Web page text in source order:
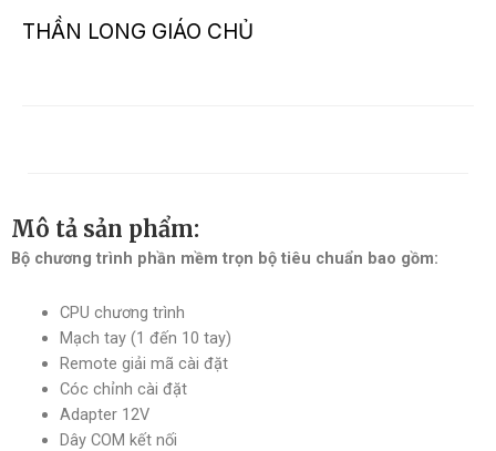
THẦN LONG GIÁO CHỦ
Mô tả sản phẩm:
Bộ chương trình phần mềm trọn bộ tiêu chuẩn bao gồm:
CPU chương trình
Mạch tay (1 đến 10 tay)
Remote giải mã cài đặt
Cóc chỉnh cài đặt
Adapter 12V
Dây COM kết nối